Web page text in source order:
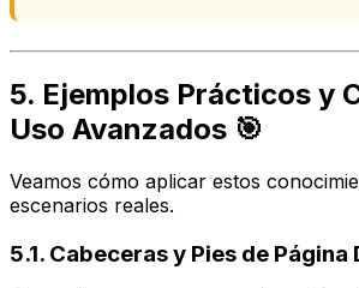
5. Ejemplos Prácticos y
Uso Avanzados 🎯
Veamos cómo aplicar estos
escenarios reales.
5.1. Cabeceras y Pies de Página